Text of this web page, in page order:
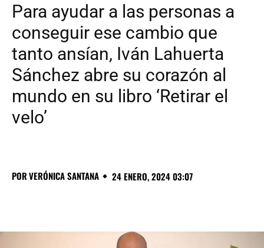
Para ayudar a las personas a
conseguir ese cambio que
tanto ansían, Iván Lahuerta
Sánchez abre su corazón al
mundo en su libro ‘Retirar el
velo’
PORVERÓNICA SANTANA 24 ENERO, 2024 03:07